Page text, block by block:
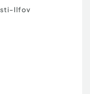
Ilfov